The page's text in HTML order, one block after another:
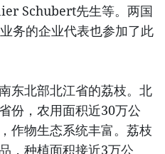
Schubert先生等。两国
务的企业代表也参加了此
东北部北江省的荔枝。北
份，农用面积近30万公
作物生态系统丰富。荔枝
，种植面积接近3万公